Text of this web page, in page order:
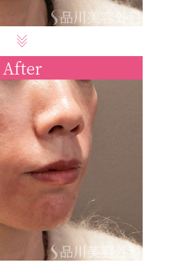
After